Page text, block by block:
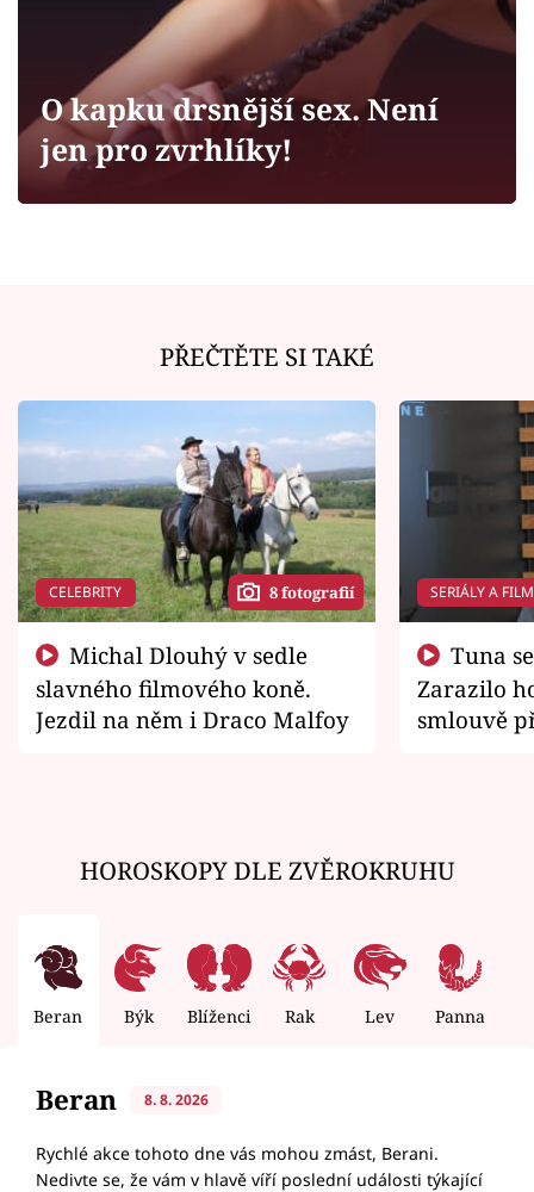
Sledujte prima+
Filmový festival Karlovy Vary
Pořady
Sledujte nás
O kapku drsnější sex. Není
jen pro zvrhlíky!
PŘEČTĚTE SI TAKÉ
CELEBRITY 8 fotografií
slavného filmového koně.
Jezdil na něm i Draco Malfoy
SERIÁLY A
Zarazilo
smlouvě
HOROSKOPY DLE ZVĚROKRUHU
Beran Býk Blíženci Rak Lev Panna
Beran 8. 8. 2026
Rychlé akce tohoto dne vás mohou zmást, Berani.
Nedivte se, že vám v hlavě víří poslední události týkající